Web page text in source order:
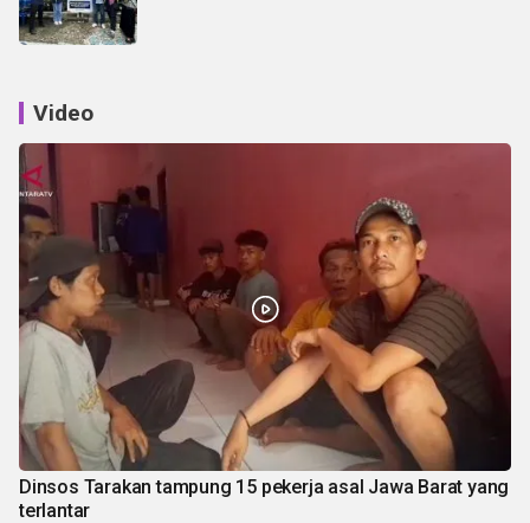
Video
Dinsos Tarakan tampung 15 pekerja asal Jawa Barat yang
terlantar